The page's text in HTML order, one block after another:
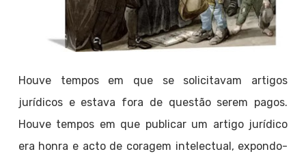
Houve tempos em que se solicitavam artigos
jurídicos e estava fora de questão serem pagos.
Houve tempos em que publicar um artigo jurídico
era honra e acto de coragem intelectual, expondo-